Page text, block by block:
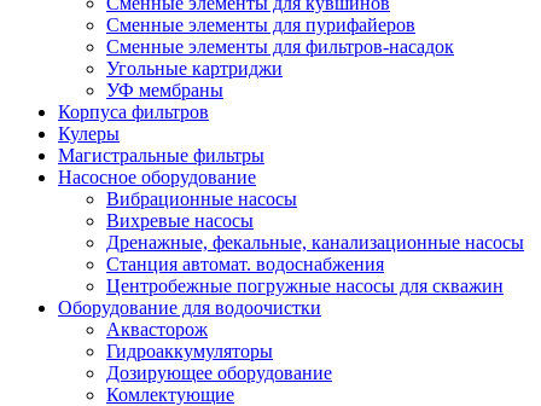
Сменные элементы для пурифайеров
Сменные элементы для фильтров-насадок
Угольные картриджи
УФ мембраны
Корпуса фильтров
Кулеры
Магистральные фильтры
Насосное оборудование
Вибрационные насосы
Вихревые насосы
Дренажные, фекальные, канализационные насосы
Станция автомат. водоснабжения
Центробежные погружные насосы для скважин
Оборудование для водоочистки
Аквасторож
Гидроаккумуляторы
Дозирующее оборудование
Комлектующие